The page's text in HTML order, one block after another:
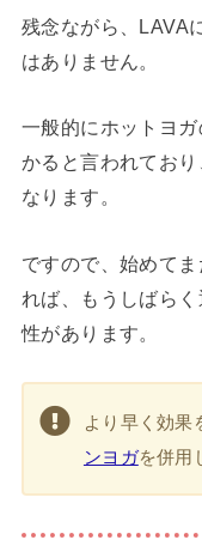
残念ながら、LAVA
はありません。
一般的にホットヨガ
かると言われてお
なります。
ですので、始めて
れば、もうしばら
性があります。
より早く効果
ンヨガを併用